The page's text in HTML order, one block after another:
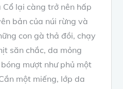
lại càng trở nên hấp
bản của núi rừng và
con gà thả đồi, chạy
săn chắc, da mỏng
mượt như phủ một
một miếng, lớp da